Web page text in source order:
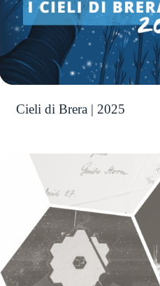
Cieli di Brera | 2025